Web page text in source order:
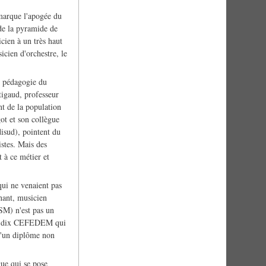
l'apogée du
la pyramide de
à un très haut
d'orchestre, le
du
professeur
de la population
et son collègue
pointent du
Mais des
à ce métier et
ne venaient pas
musicien
n'est pas un
dix CEFEDEM qui
diplôme non
qui se pose